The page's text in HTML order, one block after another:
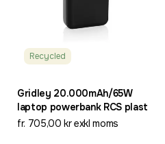
Recycled
Gridley 20.000mAh/65W
laptop powerbank RCS plast
fr. 705,00 kr exkl moms